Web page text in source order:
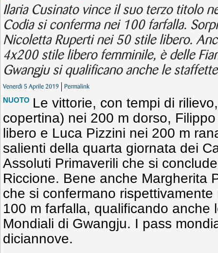
Ilaria Cusinato vince il suo terzo titolo
Codia si conferma nei 100 farfalla.
Nicoletta Ruperti nei 50 stile libero.
4x200 stile libero femminile, è delle
Gwangju si qualificano anche le
Venerdì 5 Aprile 2019 Permalink
NUOTO Le vittorie, con tempi di
copertina) nei 200 m dorso,
libero e Luca Pizzini nei 200 m
salienti della quarta giornata dei
Assoluti Primaverili che si
Riccione. Bene anche Margherita
che si confermano
100 m farfalla, qualificando anche
Mondiali di Gwangju. I pass
diciannove.